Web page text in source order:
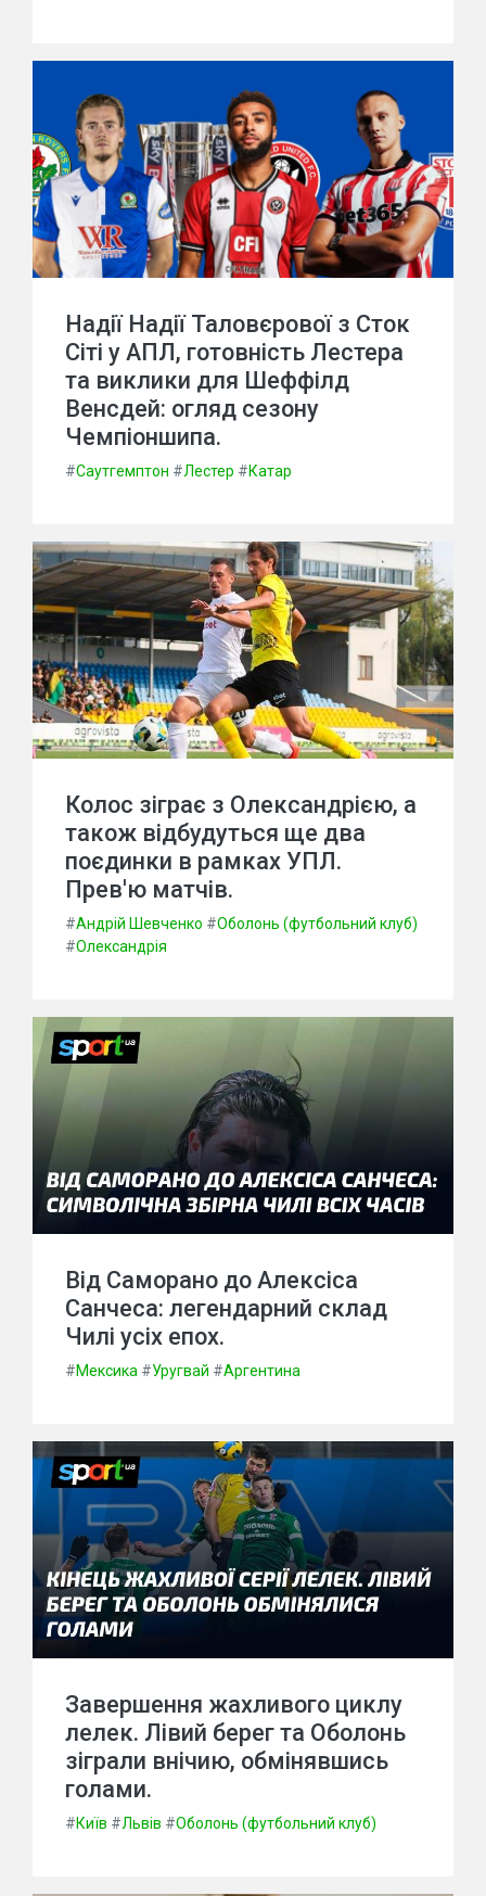
Надії Надії Таловєрової з Сток
Сіті у АПЛ, готовність Лестера
та виклики для Шеффілд
Венсдей: огляд сезону
Чемпіоншипа.
#Саутгемптон #Лестер #Катар
Колос зіграє з Олександрією, а
також відбудуться ще два
поєдинки в рамках УПЛ.
Прев'ю матчів.
#Андрій Шевченко #Оболонь (футбольний клуб)
#Олександрія
Від Саморано до Алексіса
Санчеса: легендарний склад
Чилі усіх епох.
#Мексика #Уругвай #Аргентина
Завершення жахливого циклу
лелек. Лівий берег та Оболонь
зіграли внічию, обмінявшись
голами.
#Київ #Львів #Оболонь (футбольний клуб)